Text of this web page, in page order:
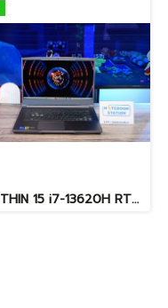
MSI THIN 15 i7-13620H RTX-3050(4GB) Ram24 SSD512GB จอ15.6 FHD 144Hz เกมมิ่งสเปคสูง ดีไซน์สวยดูทันสมัย น้ำหนักเบาไม่ถึง2kg พร้อมประกันศูนย์2027 ราคาสุดคุ้มเพียง 23,900.-